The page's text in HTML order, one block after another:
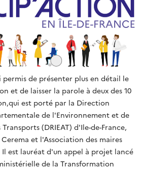
permis de présenter plus en détail le
et de laisser la parole à deux des 10
est porté par la Direction
de l'Environnement et de
(DRIEAT) d'Ile-de-France,
et l'Association des maires
Il est lauréat d'un appel à projet lancé
de la Transformation